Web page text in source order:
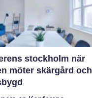
stockholm när
möter skärgård och